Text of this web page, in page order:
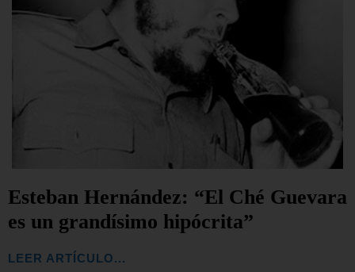
Esteban Hernández: “El Ché Guevara
es un grandísimo hipócrita”
LEER ARTÍCULO...